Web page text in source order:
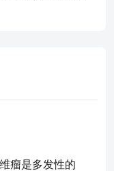
瘤是多发性的